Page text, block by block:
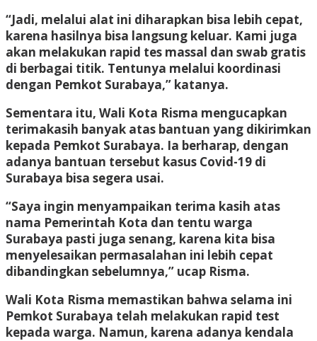
“Jadi, melalui alat ini diharapkan bisa lebih cepat,
karena hasilnya bisa langsung keluar. Kami juga
akan melakukan rapid tes massal dan swab gratis
di berbagai titik. Tentunya melalui koordinasi
dengan Pemkot Surabaya,” katanya.
Sementara itu, Wali Kota Risma mengucapkan
terimakasih banyak atas bantuan yang dikirimkan
kepada Pemkot Surabaya. Ia berharap, dengan
adanya bantuan tersebut kasus Covid-19 di
Surabaya bisa segera usai.
“Saya ingin menyampaikan terima kasih atas
nama Pemerintah Kota dan tentu warga
Surabaya pasti juga senang, karena kita bisa
menyelesaikan permasalahan ini lebih cepat
dibandingkan sebelumnya,” ucap Risma.
Wali Kota Risma memastikan bahwa selama ini
Pemkot Surabaya telah melakukan rapid test
kepada warga. Namun, karena adanya kendala